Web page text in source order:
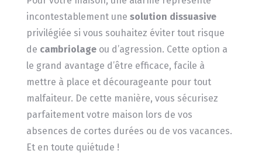
incontestablement une solution dissuasive
privilégiée si vous souhaitez éviter tout risque
de cambriolageou d’agression. Cette option a
le grand avantage d’être efficace, facile à
mettre à place et décourageante pour tout
malfaiteur. De cette manière, vous sécurisez
parfaitement votre maison lors de vos
absences de cortes durées ou de vos vacances.
Et en toute quiétude !